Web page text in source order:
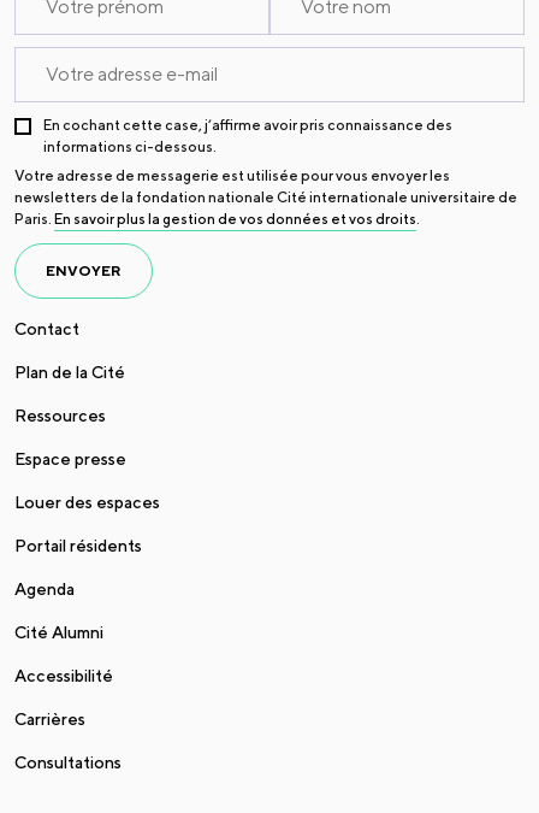
En cochant cette case, j’affirme avoir pris connaissance des
informations ci-dessous.
Votre adresse de messagerie est utilisée pour vous envoyer les
newsletters de la fondation nationale Cité internationale universitaire de
Paris. En savoir plus la gestion de vos données et vos droits.
ENVOYER
Contact
Plan de la Cité
Ressources
Espace presse
Louer des espaces
Portail résidents
Agenda
Cité Alumni
Accessibilité
Carrières
Consultations